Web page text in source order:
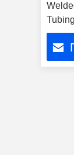
Ss